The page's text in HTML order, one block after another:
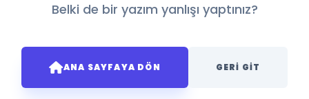
Belki de bir yazım yanlışı yaptınız?
ANA SAYFAYA DÖN GERI GIT